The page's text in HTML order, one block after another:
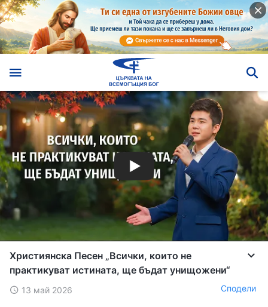
Християнска Песен „Всички, които не
практикуват истината, ще бъдат унищожени“
13 май 2026 Сподели